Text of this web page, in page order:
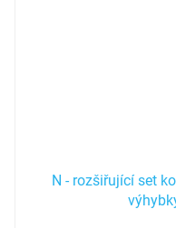
N - rozšiřující set